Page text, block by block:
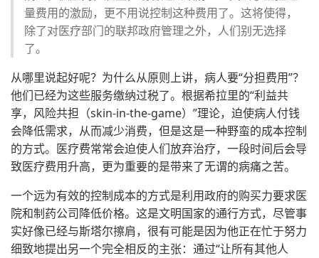
量费用的激励，更不用说控制这种费用了。这将使得，
除了对医疗部门的联邦政府管理之外，人们别无选择
了。
从哪里说起好呢？为什么从原则上讲，病人要“分担费用”？
他们已经为这些服务缴纳过税了。根据希拉里的“利益共
享，风险共担（skin-in-the-game）”理论，迫使病人付钱
会降低需求，从而减少消费，但是这是一种野蛮的成本控制
的方式。医疗费常常会迫使人们放弃治疗，一段时间后会导
致医疗费用升高，更为重要的是带来了无谓的病痛之苦。
一个远为有效的控制成本的方式是利用政府的购买力要求医
院和制药公司降低价格。这是文明国家的通行方式，尽管事
实好像已经与斯塔尔擦肩，很有可能是因为他正在忙于努力
细致地提出另一个完全相反的主张：通过“让所有其他人